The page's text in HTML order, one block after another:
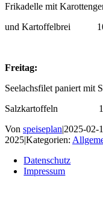
Frikadelle mit
und Kartoffelbrei
Freitag:
Seelachsfilet paniert mit
Salzkartoffeln
Von speiseplan|2025-02-
2025|Kategorien:
Datenschutz
Impressum